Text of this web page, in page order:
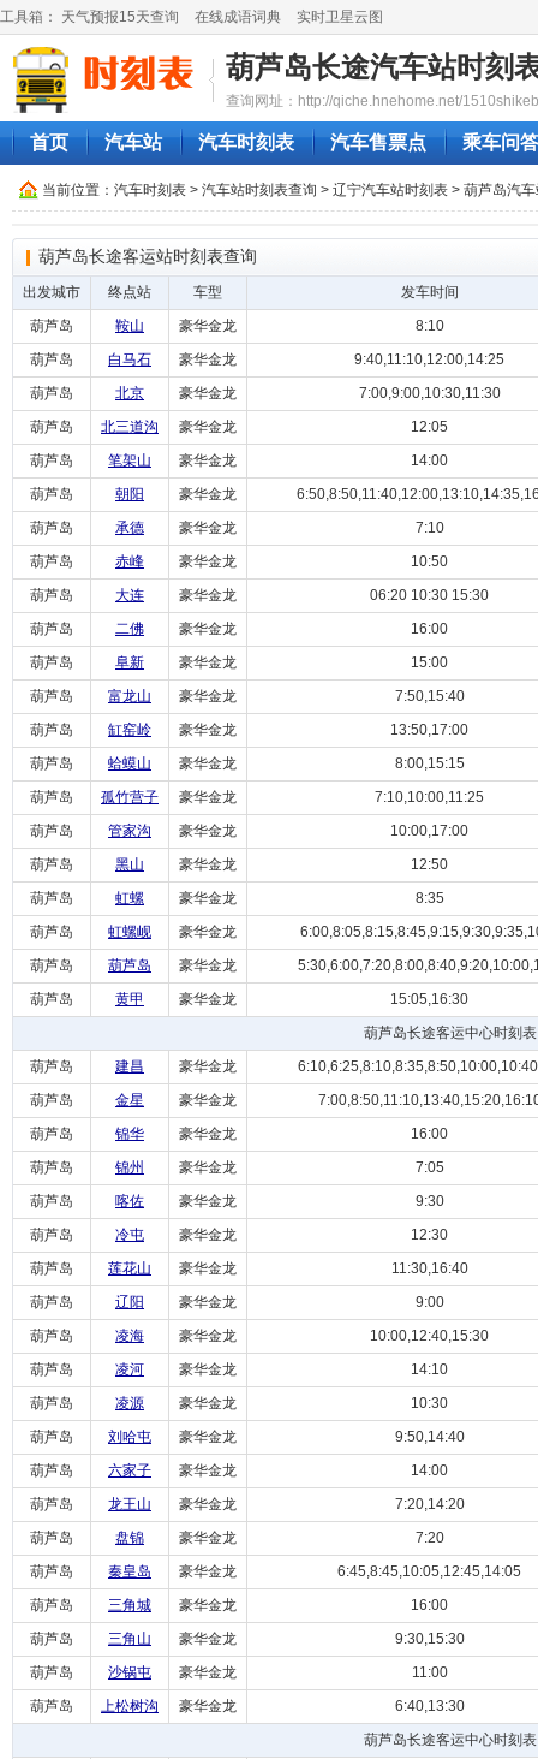
工具箱： 天气预报15天查询 在线成语词典 实时卫星云图
葫芦岛长途汽车站时刻
查询网址：http://qiche.hnehome.net/
首页 汽车站 汽车时刻表 汽车售票点 乘车问答
当前位置： 汽车时刻表 > 汽车站时刻表查询 > 辽宁汽车站时刻表 > 葫芦岛汽
葫芦岛长途客运站时刻表查询
出发城市 终点站 车型
发车时间
葫芦岛
鞍山 豪华金龙
8:10
葫芦岛
白马石 豪华金龙
9:40,11:10,12:00,14:25
葫芦岛
北京 豪华金龙
7:00,9:00,10:30,11:30
葫芦岛
北三道沟 豪华金龙
12:05
葫芦岛
笔架山 豪华金龙
14:00
葫芦岛
朝阳 豪华金龙
葫芦岛
承德 豪华金龙
7:10
葫芦岛
赤峰 豪华金龙
10:50
葫芦岛
大连 豪华金龙
06:20 10:30 15:30
葫芦岛
二佛 豪华金龙
16:00
葫芦岛
阜新 豪华金龙
15:00
葫芦岛
富龙山 豪华金龙
7:50,15:40
葫芦岛
缸窑岭 豪华金龙
13:50,17:00
葫芦岛
蛤蟆山 豪华金龙
8:00,15:15
葫芦岛
孤竹营子 豪华金龙
7:10,10:00,11:25
葫芦岛
管家沟 豪华金龙
10:00,17:00
葫芦岛
黑山 豪华金龙
12:50
葫芦岛
虹螺 豪华金龙
8:35
葫芦岛
虹螺岘 豪华金龙
葫芦岛
葫芦岛 豪华金龙
葫芦岛
黄甲 豪华金龙
15:05,16:30
葫芦岛长途客运中心时刻表
葫芦岛
建昌 豪华金龙
葫芦岛
金星 豪华金龙
葫芦岛
锦华 豪华金龙
16:00
葫芦岛
锦州 豪华金龙
7:05
葫芦岛
喀佐 豪华金龙
9:30
葫芦岛
冷屯 豪华金龙
12:30
葫芦岛
莲花山 豪华金龙
11:30,16:40
葫芦岛
辽阳 豪华金龙
9:00
葫芦岛
凌海 豪华金龙
10:00,12:40,15:30
葫芦岛
凌河 豪华金龙
14:10
葫芦岛
凌源 豪华金龙
10:30
葫芦岛
刘哈屯 豪华金龙
9:50,14:40
葫芦岛
六家子 豪华金龙
14:00
葫芦岛
龙王山 豪华金龙
7:20,14:20
葫芦岛
盘锦 豪华金龙
7:20
葫芦岛
秦皇岛 豪华金龙
6:45,8:45,10:05,12:45,14:05
葫芦岛
三角城 豪华金龙
16:00
葫芦岛
三角山 豪华金龙
9:30,15:30
葫芦岛
沙锅屯 豪华金龙
11:00
葫芦岛
上松树沟 豪华金龙
6:40,13:30
葫芦岛长途客运中心时刻表